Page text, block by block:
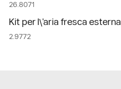
26.8071
Kit per l\'aria fresca esterna
2.9772